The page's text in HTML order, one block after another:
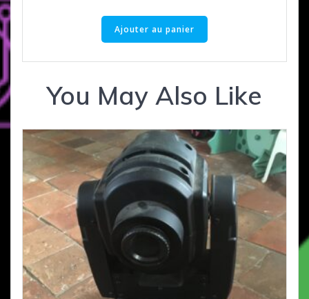
Ajouter au panier
You May Also Like